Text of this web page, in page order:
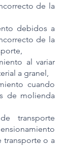
de la
debidos a
de la
al variar
a granel,
cuando
de molienda
transporte
transporte o a